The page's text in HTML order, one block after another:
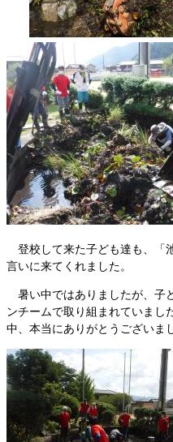
登校して来た子ども達も、「
言いに来てくれました。
暑い中ではありましたが、子
ンチームで取り組まれていまし
中、本当にありがとうございま